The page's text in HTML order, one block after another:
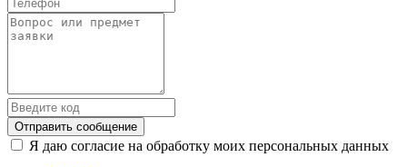
Отправить сообщение
Я даю согласие на обработку моих персональных данных